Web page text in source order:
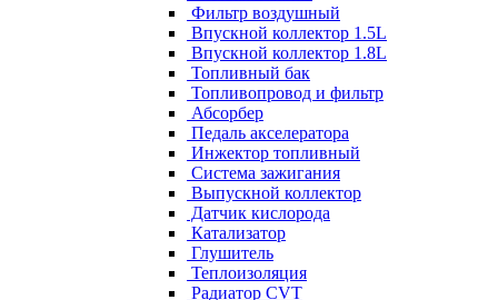
Фильтр воздушный
Впускной коллектор 1.5L
Впускной коллектор 1.8L
Топливный бак
Топливопровод и фильтр
Абсорбер
Педаль акселератора
Инжектор топливный
Система зажигания
Выпускной коллектор
Датчик кислорода
Катализатор
Глушитель
Теплоизоляция
Радиатор CVT